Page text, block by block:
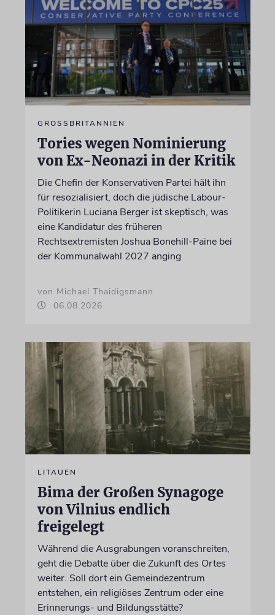
GROSSBRITANNIEN
Tories wegen Nominierung
von Ex-Neonazi in der Kritik
Die Chefin der Konservativen Partei hält ihn
für resozialisiert, doch die jüdische Labour-
Politikerin Luciana Berger ist skeptisch, was
eine Kandidatur des früheren
Rechtsextremisten Joshua Bonehill-Paine bei
der Kommunalwahl 2027 anging
von Michael Thaidigsmann
06.08.2026
LITAUEN
Bima der Großen Synagoge
von Vilnius endlich
freigelegt
Während die Ausgrabungen voranschreiten,
geht die Debatte über die Zukunft des Ortes
weiter. Soll dort ein Gemeindezentrum
entstehen, ein religiöses Zentrum oder eine
Erinnerungs- und Bildungsstätte?